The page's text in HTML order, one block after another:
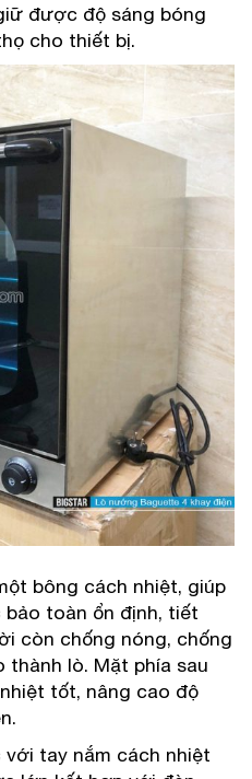
được độ sáng bóng
cho thiết bị.
bông cách nhiệt, giúp
toàn ổn định, tiết
còn chống nóng, chống
thành lò. Mặt phía sau
tốt, nâng cao độ
tay nắm cách nhiệt